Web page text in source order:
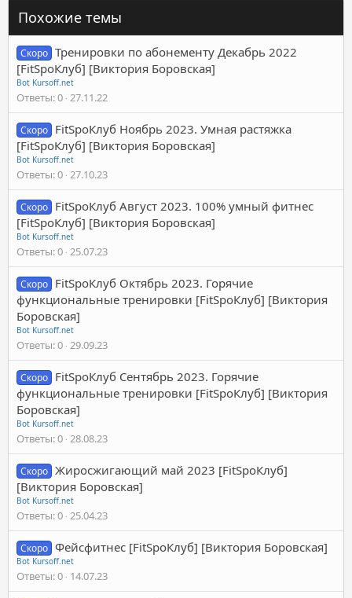
Похожие темы
Скоро Тренировки по абонементу Декабрь 2022
[FitSpoКлуб] [Виктория Боровская]
Bot Kursoff.net
Ответы 0 27.11.22
Скоро FitSpoКлуб Ноябрь 2023. Умная растяжка
[FitSpoКлуб] [Виктория Боровская]
Bot Kursoff.net
Ответы 0 27.10.23
Скоро FitSpoКлуб Август 2023. 100% умный фитнес
[FitSpoКлуб] [Виктория Боровская]
Bot Kursoff.net
Ответы 0 25.07.23
Скоро FitSpoКлуб Октябрь 2023. Горячие
функциональные тренировки [FitSpoКлуб] [Виктория
Боровская]
Bot Kursoff.net
Ответы 0 29.09.23
Скоро FitSpoКлуб Сентябрь 2023. Горячие
функциональные тренировки [FitSpoКлуб] [Виктория
Боровская]
Bot Kursoff.net
Ответы 0 28.08.23
Скоро Жиросжигающий май 2023 [FitSpoКлуб]
[Виктория Боровская]
Bot Kursoff.net
Ответы 0 25.04.23
Скоро Фейсфитнес [FitSpoКлуб] [Виктория Боровская]
Bot Kursoff.net
Ответы 0 14.07.23